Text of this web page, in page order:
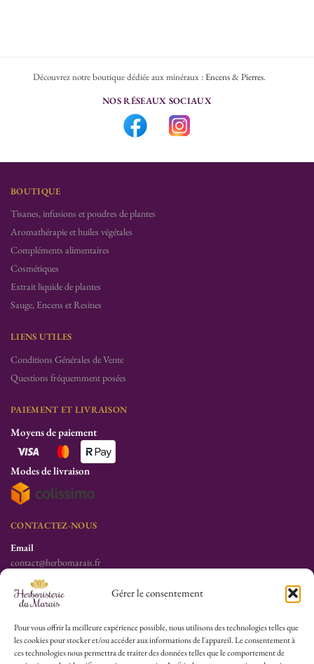
Gérer le consentement
Pour vous offrir la meilleure expérience possible, nous utilisons des technologies telles que
les cookies pour stocker et/ou accéder aux informations de l'appareil. Le consentement à
ces technologies nous permettra de traiter des données telles que le comportement de
Découvrez notre boutique dédiée aux minéraux :Encens & Pierres.
NOS RÉSEAUX SOCIAUX
BOUTIQUE
Tisanes, infusions et poudres de plantes
Aromathérapie et huiles végétales
Compléments alimentaires
Cosmétiques
Extrait liquide de plantes
Sauge, Encens et Resines
LIENS UTILES
Conditions Générales de Vente
Questions fréquemment posées
PAIEMENT ET LIVRAISON
Moyens de paiement
Modes de livraison
CONTACTEZ-NOUS
Email
contact@herbomarais.fr
Téléphone
+33 6 78 19 34 25
S’adresser à l’herboristerie :
6 rue des Filles du Calvaire
75003 Paris